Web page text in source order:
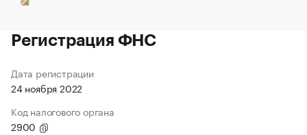
Регистрация ФНС
Дата регистрации
24 ноября 2022
Код налогового органа
2900